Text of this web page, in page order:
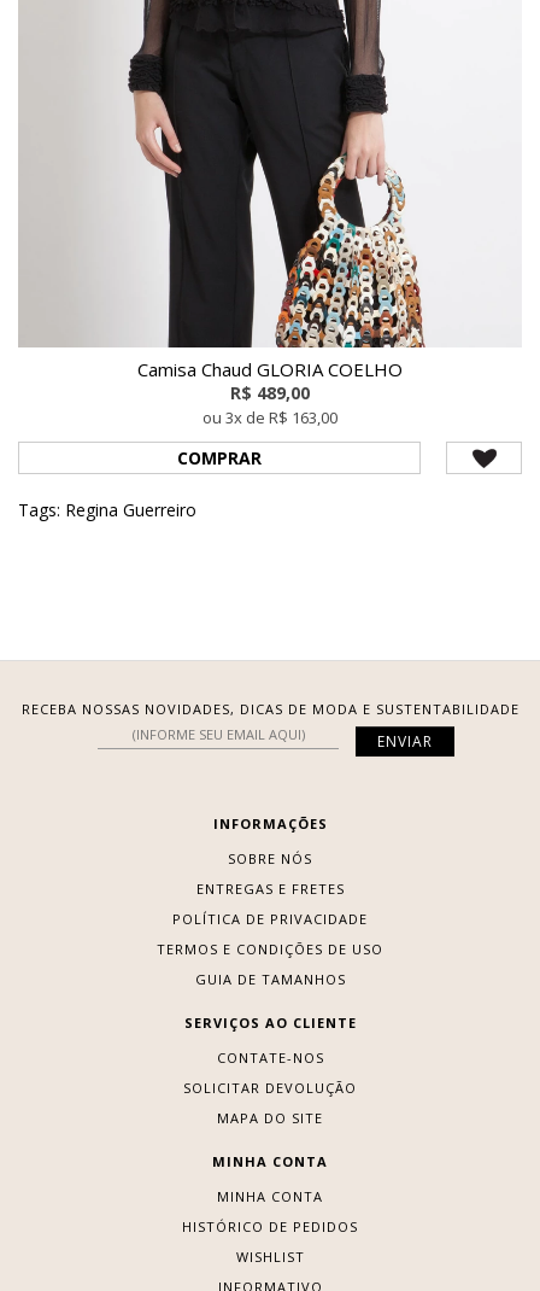
Camisa Chaud GLORIA COELHO
R$ 489,00
ou 3x de R$ 163,00
COMPRAR
Tags: Regina Guerreiro
RECEBA NOSSAS NOVIDADES, DICAS DE MODA E SUSTENTABILIDADE
INFORMAÇÕES
SOBRE NÓS
ENTREGAS E FRETES
POLÍTICA DE PRIVACIDADE
TERMOS E CONDIÇÕES DE USO
GUIA DE TAMANHOS
SERVIÇOS AO CLIENTE
CONTATE-NOS
SOLICITAR DEVOLUÇÃO
MAPA DO SITE
MINHA CONTA
MINHA CONTA
HISTÓRICO DE PEDIDOS
WISHLIST
INFORMATIVO